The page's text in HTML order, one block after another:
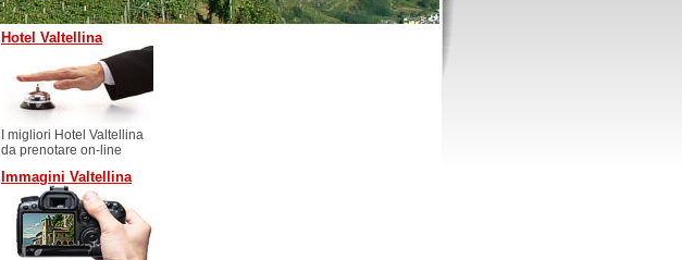
Hotel Valtellina
I migliori Hotel Valtellina
da prenotare on-line
Immagini Valtellina